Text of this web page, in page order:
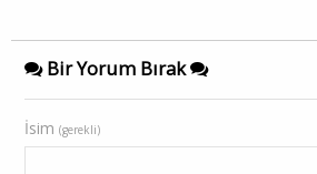
Bir Yorum Bırak
İsim (gerekli)